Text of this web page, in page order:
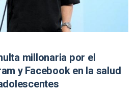
millonaria por el
y Facebook en la salud